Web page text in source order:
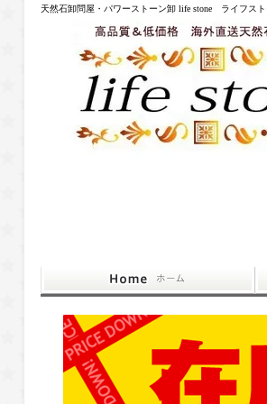
天然石卸問屋・パワーストーン卸 life stone ライフス